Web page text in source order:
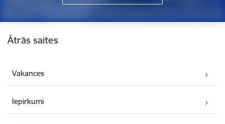
Ātrās saites
Vakances
Iepirkumi